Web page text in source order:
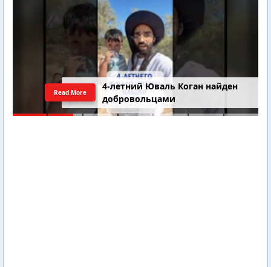
4-летний Юваль Коган найден
добровольцами
Read More